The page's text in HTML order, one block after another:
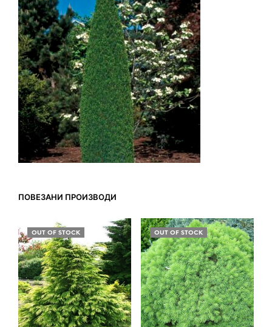
ПОВЕЗАНИ ПРОИЗВОДИ
OUT OF STOCK OUT OF STOCK